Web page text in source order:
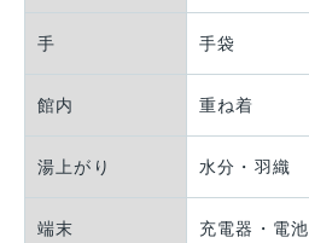
手 手袋
館内 重ね着
湯上がり 水分・羽織
端末 充電器・電池